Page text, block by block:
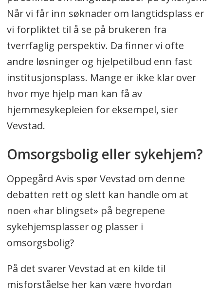
Når vi får inn søknader om langtidsplass er
vi forpliktet til å se på brukeren fra
tverrfaglig perspektiv. Da finner vi ofte
andre løsninger og hjelpetilbud enn fast
institusjonsplass. Mange er ikke klar over
hvor mye hjelp man kan få av
hjemmesykepleien for eksempel, sier
Vevstad.
Omsorgsbolig eller sykehjem?
Oppegård Avis spør Vevstad om denne
debatten rett og slett kan handle om at
noen «har blingset» på begrepene
sykehjemsplasser og plasser i
omsorgsbolig?
På det svarer Vevstad at en kilde til
misforståelse her kan være hvordan